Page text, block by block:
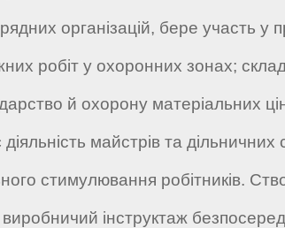
організацій, бере участь у
робіт у охоронних зонах;
й охорону матеріальних
майстрів та дільничних
стимулювання робітників.
інструктаж